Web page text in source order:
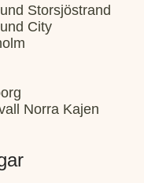
Storsjöstrand
City
Norra Kajen